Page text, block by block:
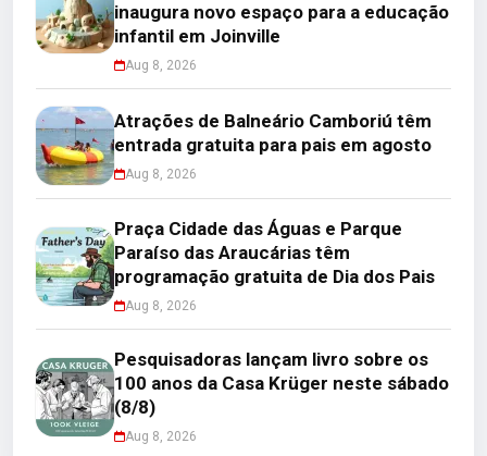
inaugura novo espaço para a educação
infantil em Joinville
Aug 8, 2026
Atrações de Balneário Camboriú têm
entrada gratuita para pais em agosto
Aug 8, 2026
Praça Cidade das Águas e Parque
Paraíso das Araucárias têm
programação gratuita de Dia dos Pais
Aug 8, 2026
Pesquisadoras lançam livro sobre os
100 anos da Casa Krüger neste sábado
(8/8)
Aug 8, 2026